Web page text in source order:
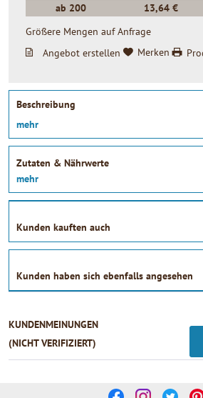
ab 200 13,64 €
Größere Mengen auf Anfrage
Angebot erstellen
Merken
Beschreibung
mehr
Zutaten & Nährwerte
mehr
Kunden kauften auch
Kunden haben sich ebenfalls angesehen
KUNDENMEINUNGEN
(NICHT VERIFIZIERT)